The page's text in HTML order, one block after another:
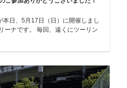
日、5月17日（日）に開催しまし